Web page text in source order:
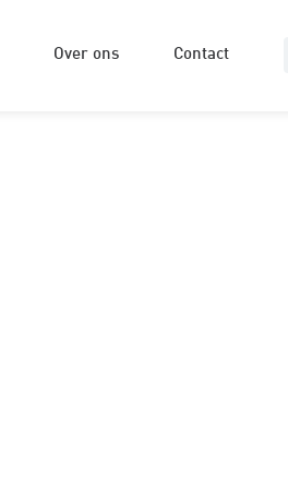
Over ons Contact